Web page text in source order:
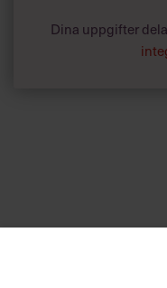
Dina uppgifter